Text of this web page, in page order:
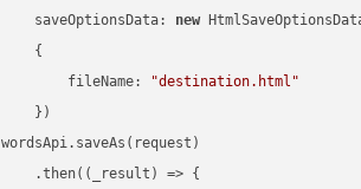
saveOptionsData: new
    {
fileName:
"destination.html"
    })
wordsApi.saveAs(request)
    .then(
( _result ) => {